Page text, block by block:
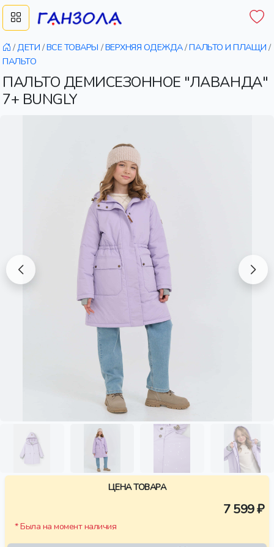
/ДЕТИ /ВСЕ ТОВАРЫ /ВЕРХНЯЯ ОДЕЖДА/ПАЛЬТО И ПЛАЩИ /
ПАЛЬТО
ПАЛЬТО ДЕМИСЕЗОННОЕ "ЛАВАНДА"
7+ BUNGLY
ЦЕНА ТОВАРА
7 599 ₽
* Была на момент наличия